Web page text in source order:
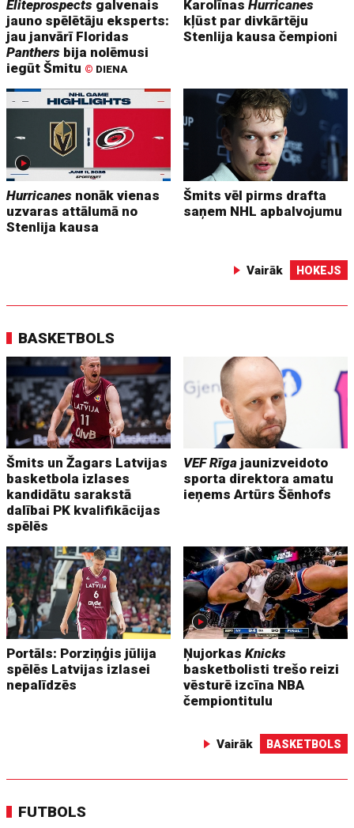
Eliteprospects galvenais
jauno spēlētāju eksperts:
jau janvārī Floridas
Panthers bija nolēmusi
iegūt Šmitu © DIENA
KarolīnasHurricanes
kļūst par divkārtēju
Stenlija kausa čempioni
Hurricanes nonāk vienas
uzvaras attālumā no
Stenlija kausa
Šmits vēl pirms drafta
saņem NHL apbalvojumu
Vairāk HOKEJS
BASKETBOLS
Šmits un Žagars Latvijas
basketbola izlases
kandidātu sarakstā
dalībai PK kvalifikācijas
spēlēs
VEF Rīga jaunizveidoto
sporta direktora amatu
ieņems Artūrs Šēnhofs
Portāls: Porziņģis jūlija
spēlēs Latvijas izlasei
nepalīdzēs
ŅujorkasKnicks
basketbolisti trešo reizi
vēsturē izcīna NBA
čempiontitulu
Vairāk BASKETBOLS
FUTBOLS